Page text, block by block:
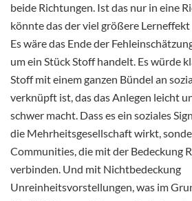
beide Richtungen. Ist das nur in eine
könnte das der viel größere
Es wäre das Ende der
um ein Stück Stoff handelt. Es würde
Stoff mit einem ganzen Bündel an
verknüpft ist, das das Anlegen leicht
schwer macht. Dass es ein soziales
die Mehrheitsgesellschaft wirkt,
Communities, die mit der Bedeckung
verbinden. Und mit Nichtbedeckung
Unreinheitsvorstellungen, was im